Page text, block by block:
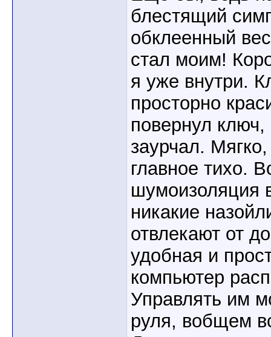
блестящий
обклеенный
стал моим!
я уже внутри.
просторно
повернул
заурчал.
главное тихо.
шумоизоляция
никакие
отвлекают от
удобная и
компьютер
Управлять им
руля, вобщем